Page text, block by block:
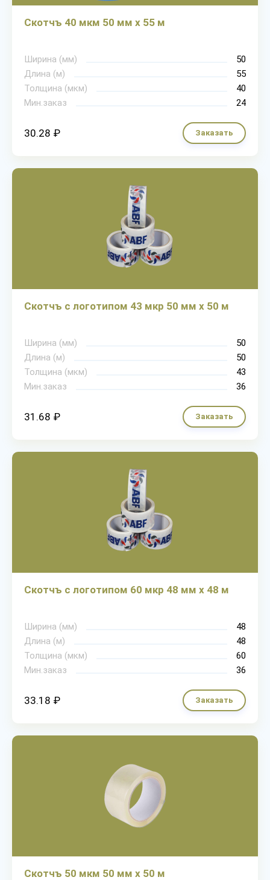
Скотчъ 40 мкм 50 мм х 55 м
Ширина (мм)
50
Длина (м)
55
Толщина (мкм)
40
Мин.заказ
24
30.28 ₽ Заказать
Скотчъ с логотипом 43 мкр 50 мм х 50 м
Ширина (мм)
50
Длина (м)
50
Толщина (мкм)
43
Мин.заказ
36
31.68 ₽ Заказать
Скотчъ с логотипом 60 мкр 48 мм х 48 м
Ширина (мм)
48
Длина (м)
48
Толщина (мкм)
60
Мин.заказ
36
33.18 ₽ Заказать
Скотчъ 50 мкм 50 мм х 50 м